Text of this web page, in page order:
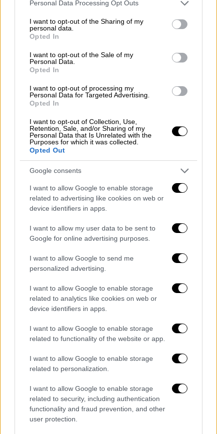
not limited to your visit or usage behaviour. You may click to
grant or deny consent to Google and its third-party tags to
use your data for below specified purposes in below Google
consent section.
Personal Data Processing Opt Outs
I want to opt-out of the Sharing of my
personal data.
Opted In
I want to opt-out of the Sale of my
Personal Data.
Opted In
I want to opt-out of processing my
Personal Data for Targeted Advertising.
Opted In
I want to opt-out of Collection, Use,
Retention, Sale, and/or Sharing of my
Personal Data that Is Unrelated with the
Purposes for which it was collected.
Opted Out
Google consents
I want to allow Google to enable storage
related to advertising like cookies on web or
device identifiers in apps.
I want to allow my user data to be sent to
Google for online advertising purposes.
I want to allow Google to send me
personalized advertising.
I want to allow Google to enable storage
related to analytics like cookies on web or
device identifiers in apps.
I want to allow Google to enable storage
related to functionality of the website or app.
I want to allow Google to enable storage
related to personalization.
I want to allow Google to enable storage
related to security, including authentication
functionality and fraud prevention, and other
user protection.
άσυλο, οι περισσότεροι από το Ιράκ, την
Υεμένη, την Σομαλία και την Συρία, έφθασαν
αυτήν την εβδομάδα στην Φινλανδία,
σύμφωνα με την συνοριοφυλακή.
Προς το παρόν, τέσσερα συνοριακοί σταθμοί
παραμένουν ανοικτοί, αλλά αιτήσεις για
χορήγηση ασύλου μπορούν να κατατεθούν
πλέον μόνο σε δύο από αυτά που βρίσκονται
βορειότερα.
Το Κρεμλίνο ανακοίνωσε χθες ότι
Φινλανδία κάνει «μεγάλο λάθος»
κλείνοντας
απόφαση του Ελσίνκι καταστρέφει τις
διμερείς σχέσεις.
Το 2021, η Πολωνία, η Λιθουανία και η
Λετονία κατηγόρησαν την Λευκορωσία ότι
δημιουργεί τεχνητή μεταναστευτική κρίση
στα σύνορά τους μεταφέροντας
αεροπορικώς ανθρώπους από την Μέση
Ανατολή και την Αφρική και προωθώντας
τους στα σύνορα.
συνοριοφυλακής
Frontex πληροφόρησε σήμερα το Reuters ότι
θα στείλει στην Φινλανδία στελέχη που θα
βοηθήσουν στην φύλαξη των συνόρων.
που προέρχεται από το αντιμεταναστευτικό
Κόμμα των Φινλανδών, δήλωσε χθες ότι το
Ελσίνκι είναι έτοιμο να κλείσει όλα τα